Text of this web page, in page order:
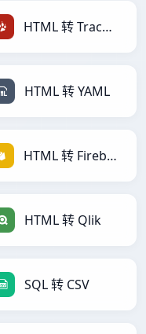
HTML 转 TracWiki
HTML 转 YAML
HTML 转 Firebase
HTML 转 Qlik
SQL 转 CSV